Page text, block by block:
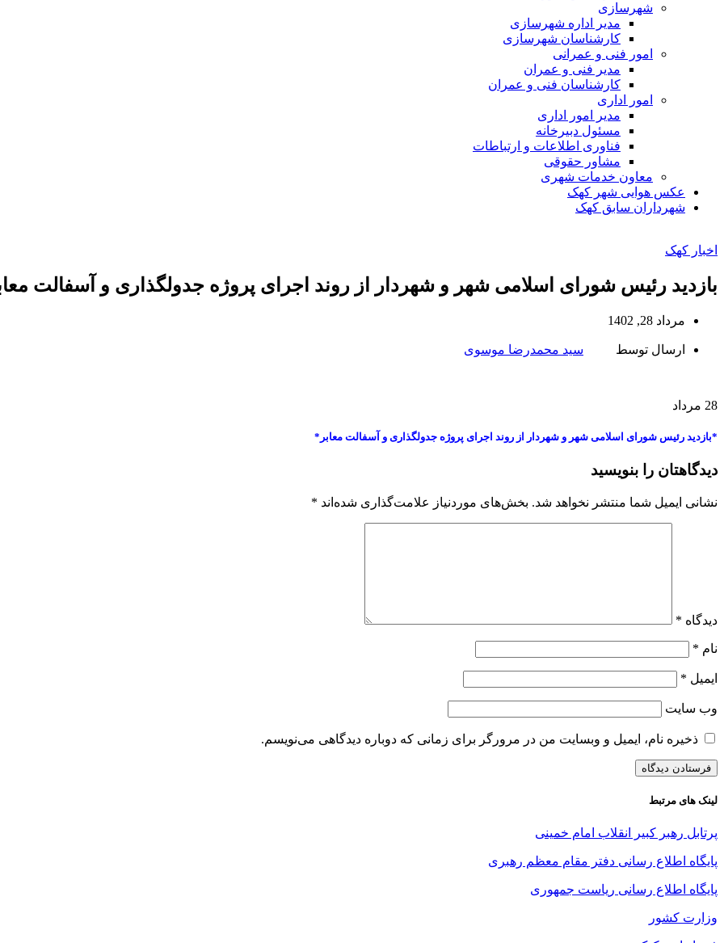
شهرسازی
مدیر اداره شهرسازی
کارشناسان شهرسازی
امور فنی و عمرانی
مدیر فنی و عمران
کارشناسان فنی و عمران
امور اداری
مدیر امور اداری
مسئول دبیرخانه
فناوری اطلاعات و ارتباطات
مشاور حقوقی
معاون خدمات شهری
عکس هوایی شهر کهک
شهرداران سابق کهک
اخبار کهک
بازدید رئیس شورای اسلامی شهر و شهردار از روند اجرای پروژه جدولگذاری و آسفالت
مرداد 28, 1402
ارسال توسط سید محمدرضا موسوی
28 مرداد
*بازدید رئیس شورای اسلامی شهر و شهردار از روند اجرای پروژه جدولگذاری و آسفالت معابر*
دیدگاهتان را بنویسید
نشانی ایمیل شما منتشر نخواهد شد. بخش‌های موردنیاز علامت‌گذاری شده‌اند *
دیدگاه *
نام *
ایمیل *
وب‌ سایت
ذخیره نام، ایمیل و وبسایت من در مرورگر برای زمانی که دوباره دیدگاهی می‌نویسم.
لینک های مرتبط
پرتابل رهبر کبیر انقلاب امام خمینی
پایگاه اطلاع رسانی دفتر مقام معظم رهبری
پایگاه اطلاع رسانی ریاست جمهوری
وزارت کشور